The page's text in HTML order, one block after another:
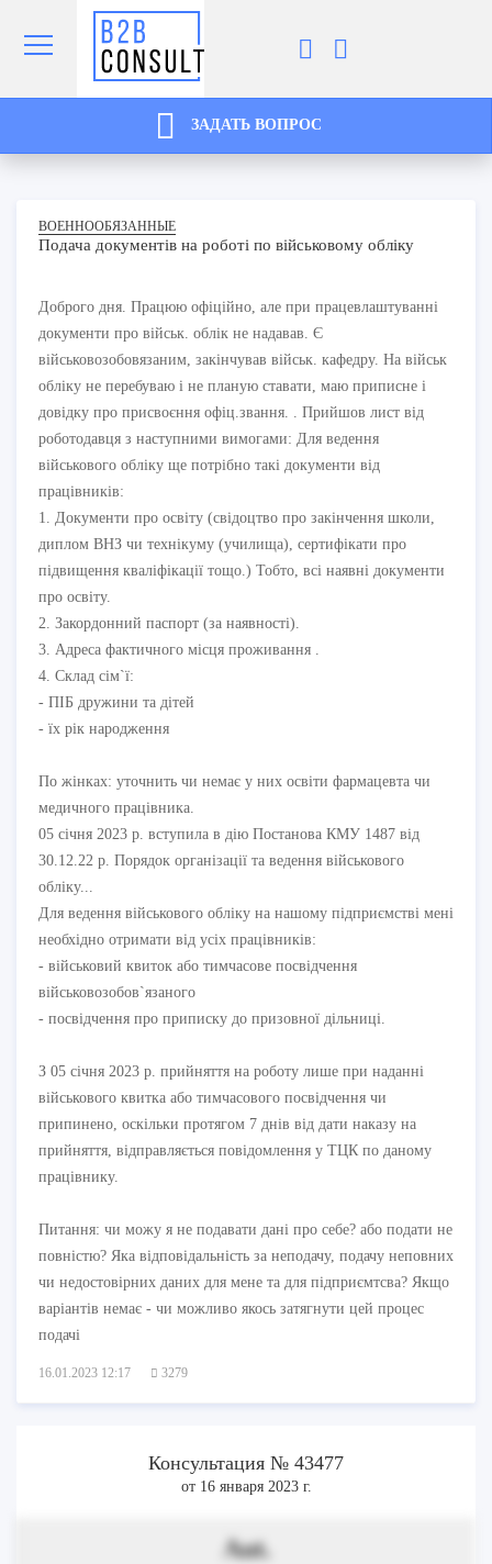
ЗАДАТЬ ВОПРОС
ВОЕННООБЯЗАННЫЕ
Подача документів на роботі по військовому обліку
Доброго дня. Працюю офіційно, але при працевлаштуванні
документи про військ. облік не надавав. Є
військовозобовязаним, закінчував військ. кафедру. На військ
обліку не перебуваю і не планую ставати, маю приписне і
довідку про присвоєння офіц.звання. . Прийшов лист від
роботодавця з наступними вимогами: Для ведення
військового обліку ще потрібно такі документи від
працівників:
1. Документи про освіту (свідоцтво про закінчення школи,
диплом ВНЗ чи технікуму (училища), сертифікати про
підвищення кваліфікації тощо.) Тобто, всі наявні документи
про освіту.
2. Закордонний паспорт (за наявності).
3. Адреса фактичного місця проживання .
4. Склад сім`ї:
- ПІБ дружини та дітей
- їх рік народження
По жінках: уточнить чи немає у них освіти фармацевта чи
медичного працівника.
05 січня 2023 р. вступила в дію Постанова КМУ 1487 від
30.12.22 р. Порядок організації та ведення військового
обліку...
Для ведення військового обліку на нашому підприємстві мені
необхідно отримати від усіх працівників:
- військовий квиток або тимчасове посвідчення
військовозобов`язаного
- посвідчення про приписку до призовної дільниці.
З 05 січня 2023 р. прийняття на роботу лише при наданні
військового квитка або тимчасового посвідчення чи
припинено, оскільки протягом 7 днів від дати наказу на
прийняття, відправляється повідомлення у ТЦК по даному
працівнику.
Питання: чи можу я не подавати дані про себе? або подати не
повністю? Яка відповідальність за неподачу, подачу неповних
чи недостовірних даних для мене та для підприємтсва? Якщо
варіантів немає - чи можливо якось затягнути цей процес
подачі
16.01.2023 12:17 3279
Консультация № 43477
от 16 января 2023 г.
Aut.